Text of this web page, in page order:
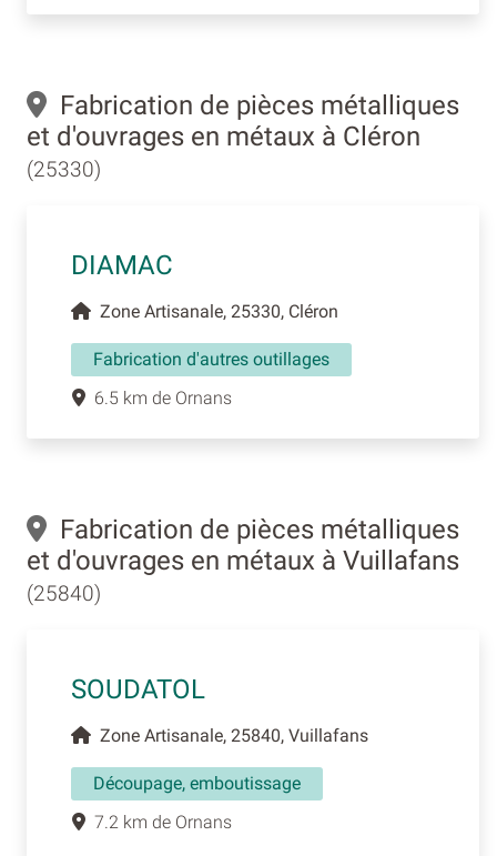
Fabrication de pièces métalliques
et d'ouvrages en métaux à Cléron
(25330)
DIAMAC
Zone Artisanale, 25330, Cléron
Fabrication d'autres outillages
6.5 km de Ornans
Fabrication de pièces métalliques
et d'ouvrages en métaux à Vuillafans
(25840)
SOUDATOL
Zone Artisanale, 25840, Vuillafans
Découpage, emboutissage
7.2 km de Ornans